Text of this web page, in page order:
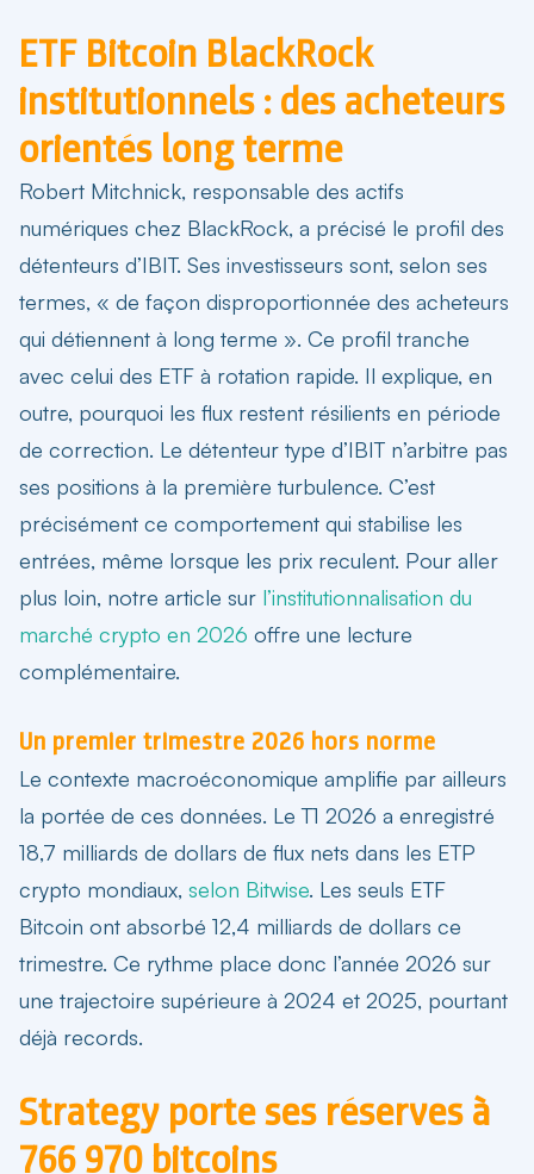
ETF Bitcoin BlackRock
institutionnels : des acheteurs
orientés long terme
Robert Mitchnick, responsable des actifs
numériques chez BlackRock, a précisé le profil des
détenteurs d’IBIT. Ses investisseurs sont, selon ses
termes, « de façon disproportionnée des acheteurs
qui détiennent à long terme ». Ce profil tranche
avec celui des ETF à rotation rapide. Il explique, en
outre, pourquoi les flux restent résilients en période
de correction. Le détenteur type d’IBIT n’arbitre pas
ses positions à la première turbulence. C’est
précisément ce comportement qui stabilise les
entrées, même lorsque les prix reculent. Pour aller
plus loin, notre article sur l’institutionnalisation du
marché crypto en 2026 offre une lecture
complémentaire.
Un premier trimestre 2026 hors norme
Le contexte macroéconomique amplifie par ailleurs
la portée de ces données. Le T1 2026 a enregistré
18,7 milliards de dollars de flux nets dans les ETP
crypto mondiaux, selon Bitwise. Les seuls ETF
Bitcoin ont absorbé 12,4 milliards de dollars ce
trimestre. Ce rythme place donc l’année 2026 sur
une trajectoire supérieure à 2024 et 2025, pourtant
déjà records.
Strategy porte ses réserves à
766 970 bitcoins